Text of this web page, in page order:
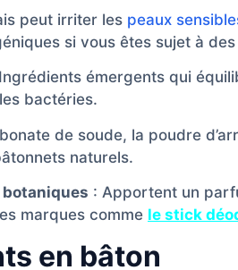
peut irriter les peaux
si vous êtes sujet à
émergents qui
bactéries.
de soude, la poudre
naturels.
: Apportent un
marques comme le stick
en bâton